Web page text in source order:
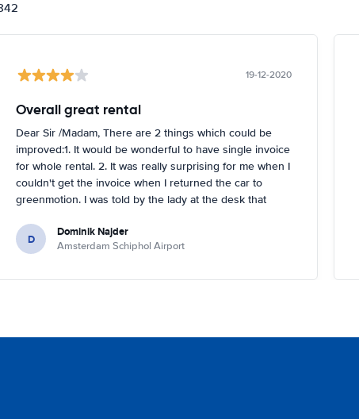
19-12-2020
Overall great rental
Dear Sir /Madam, There are 2 things which could be
improved:1. It would be wonderful to have single invoice
for whole rental. 2. It was really surprising for me when I
couldn't get the invoice when I returned the car to
greenmotion. I was told by the lady at the desk that
after that the invoice will be sent to my email address.
I'm not sure if it's a problem to check the car with flash
with the car overnight on the parking I would be
D Dominik Najder
Amsterdam Schiphol Airport